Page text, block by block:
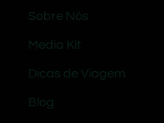
Sobre Nós
Media Kit
Dicas de Viagem
Blog